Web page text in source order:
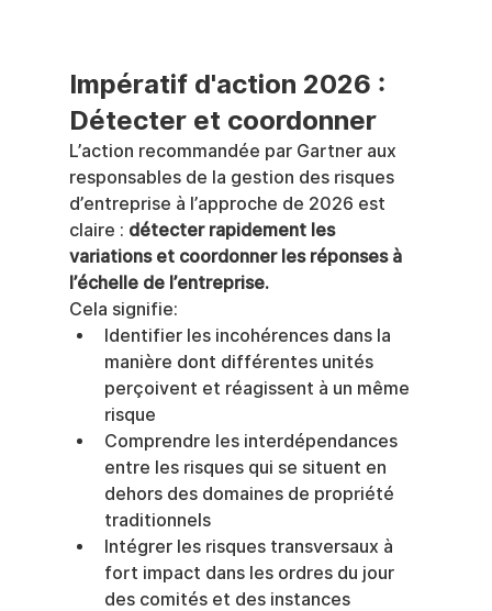
Impératif d'action 2026 :
Détecter et coordonner
L’action recommandée par Gartner aux
responsables de la gestion des risques
d’entreprise à l’approche de 2026 est
claire : détecter rapidement les
variations et coordonner les réponses à
l’échelle de l’entreprise.
Cela signifie:
Identifier les incohérences dans la
manière dont différentes unités
perçoivent et réagissent à un même
risque
Comprendre les interdépendances
entre les risques qui se situent en
dehors des domaines de propriété
traditionnels
Intégrer les risques transversaux à
fort impact dans les ordres du jour
des comités et des instances